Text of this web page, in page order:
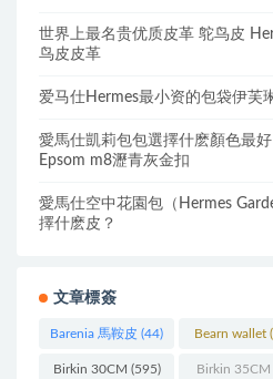
世界上最名贵优质皮革 鸵鸟皮
鸟皮皮革
爱马仕Hermes最小资的包袋伊芙
愛馬仕凱莉包包選擇什麽顏色最
Epsom m8瀝青灰金扣
愛馬仕空中花園包（Hermes
擇什麽皮？
文章標簽
Barenia 馬鞍皮 (44) Bearn wallet
Birkin 30CM (595) Birkin 35CM